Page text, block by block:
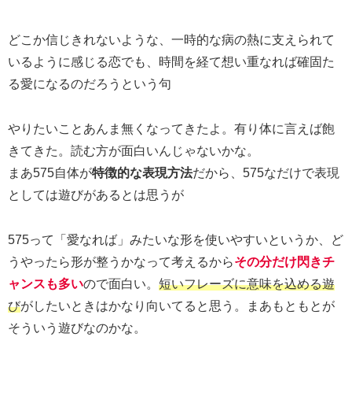
どこか信じきれないような、一時的な病の熱に支えられて
いるように感じる恋でも、時間を経て想い重なれば確固た
る愛になるのだろうという句
やりたいことあんま無くなってきたよ。有り体に言えば飽
きてきた。読む方が面白いんじゃないかな。
まあ575自体が特徴的な表現方法だから、575なだけで表現
としては遊びがあるとは思うが
575って「愛なれば」みたいな形を使いやすいというか、ど
うやったら形が整うかなって考えるからその分だけ閃きチ
ャンスも多いので面白い。 短いフレーズに意味を込める遊
びがしたいときはかなり向いてると思う。まあもともとが
そういう遊びなのかな。